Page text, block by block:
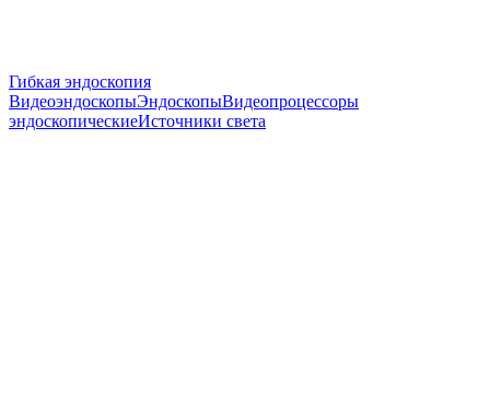
Гибкая эндоскопия
ВидеоэндоскопыЭндоскопыВидеопроцессоры
эндоскопическиеИсточники света